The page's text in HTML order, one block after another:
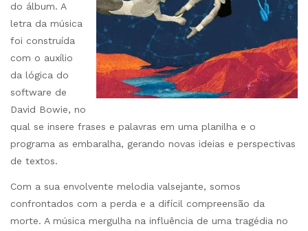
do álbum. A
letra da música
foi construída
com o auxílio
da lógica do
software de
David Bowie, no
qual se insere frases e palavras em uma planilha e o
programa as embaralha, gerando novas ideias e perspectivas
de textos.
Com a sua envolvente melodia valsejante, somos
confrontados com a perda e a difícil compreensão da
morte. A música mergulha na influência de uma tragédia no